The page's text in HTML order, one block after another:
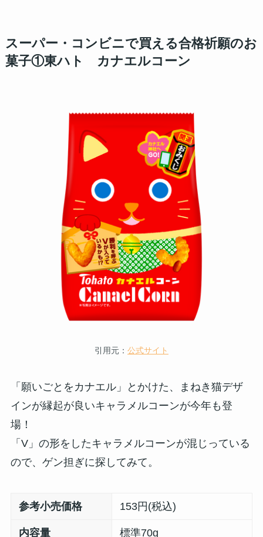
スーパー・コンビニで買える合格祈願のお
菓子①東ハト カナエルコーン
引用元： 公式サイト
「願いごとをカナエル」とかけた、まねき猫デザ
インが縁起が良いキャラメルコーンが今年も登
場！
「V」の形をしたキャラメルコーンが混じっている
ので、ゲン担ぎに探してみて。
参考小売価格 153円(税込)
内容量 標準70g